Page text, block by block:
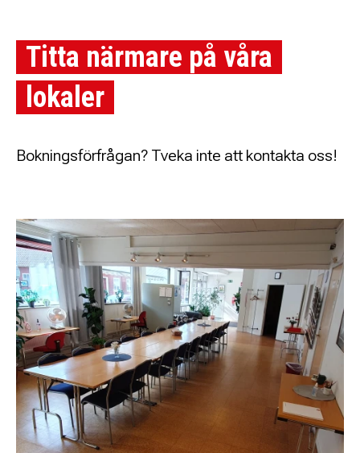
Titta närmare på våra
lokaler
Bokningsförfrågan? Tveka inte att kontakta oss!